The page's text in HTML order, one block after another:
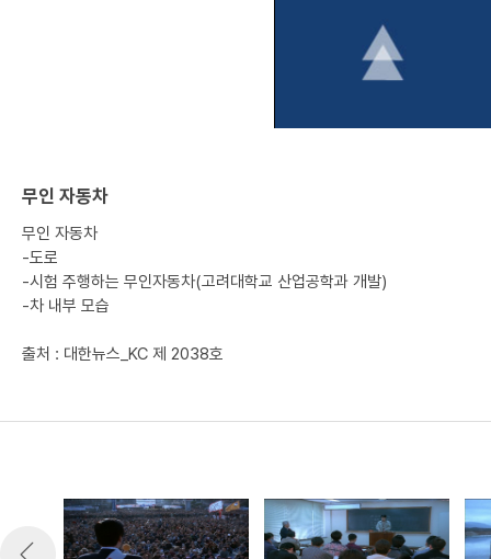
무인 자동차
무인 자동차
-도로
-시험 주행하는 무인자동차(고려대학교 산업공학과 개발)
-차 내부 모습
출처 : 대한뉴스_KC 제 2038호